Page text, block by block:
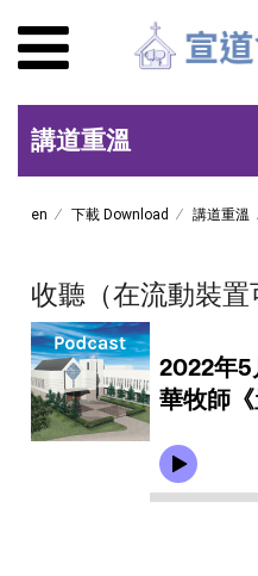
講道重溫
en 下載 Download 講道重溫
收聽（在流動裝置